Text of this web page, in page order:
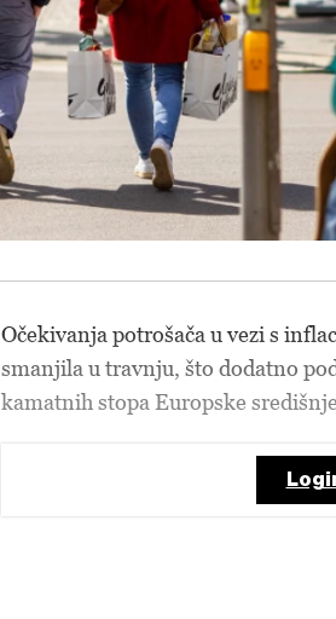
Očekivanja potrošača u vezi s
smanjila u travnju, što dodatno
kamatnih stopa Europske